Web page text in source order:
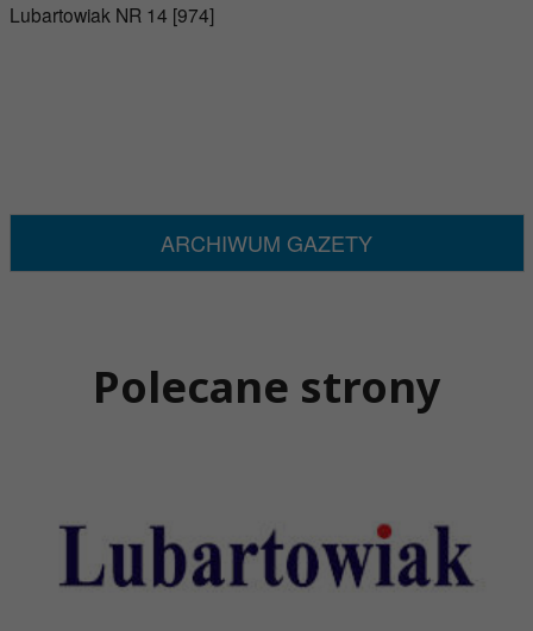
Lubartowiak NR 14 [974]
ARCHIWUM GAZETY
Polecane strony